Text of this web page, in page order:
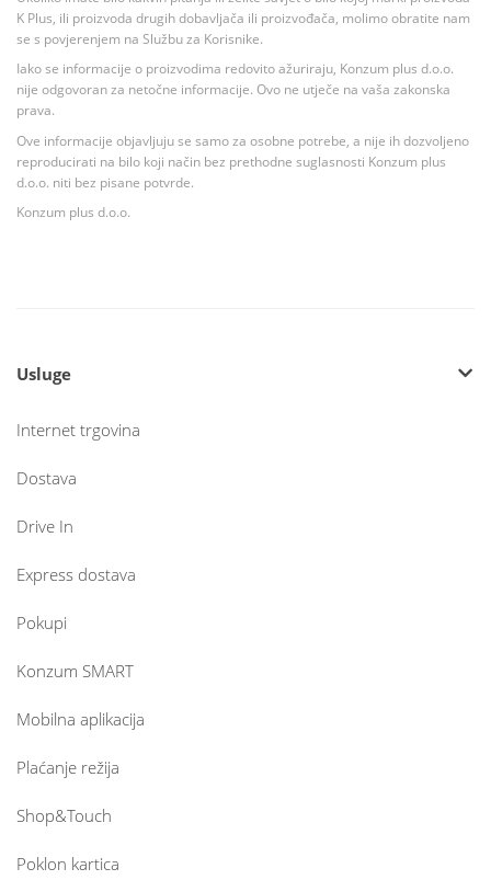
K Plus, ili proizvoda drugih dobavljača ili proizvođača, molimo obratite nam
se s povjerenjem na Službu za Korisnike.
Iako se informacije o proizvodima redovito ažuriraju, Konzum plus d.o.o.
nije odgovoran za netočne informacije. Ovo ne utječe na vaša zakonska
prava.
Ove informacije objavljuju se samo za osobne potrebe, a nije ih dozvoljeno
reproducirati na bilo koji način bez prethodne suglasnosti Konzum plus
d.o.o. niti bez pisane potvrde.
Konzum plus d.o.o.
Usluge
Internet trgovina
Dostava
Drive In
Express dostava
Pokupi
Konzum SMART
Mobilna aplikacija
Plaćanje režija
Shop&Touch
Poklon kartica